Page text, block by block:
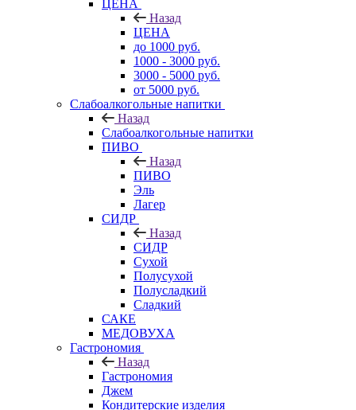
ЦЕНА
Назад
ЦЕНА
до 1000 руб.
1000 - 3000 руб.
3000 - 5000 руб.
от 5000 руб.
Слабоалкогольные напитки
Назад
Слабоалкогольные напитки
ПИВО
Назад
ПИВО
Эль
Лагер
СИДР
Назад
СИДР
Сухой
Полусухой
Полусладкий
Сладкий
САКЕ
МЕДОВУХА
Гастрономия
Назад
Гастрономия
Джем
Кондитерские изделия